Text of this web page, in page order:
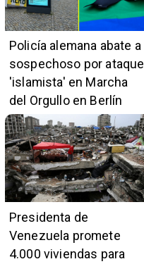
Policía alemana abate a
sospechoso por ataque
'islamista' en Marcha
del Orgullo en Berlín
Presidenta de
Venezuela promete
4.000 viviendas para